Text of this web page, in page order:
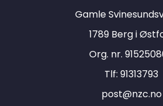
Gamle
1789 Berg i
Org. nr.
Tlf: 91313793
post@nzc.no